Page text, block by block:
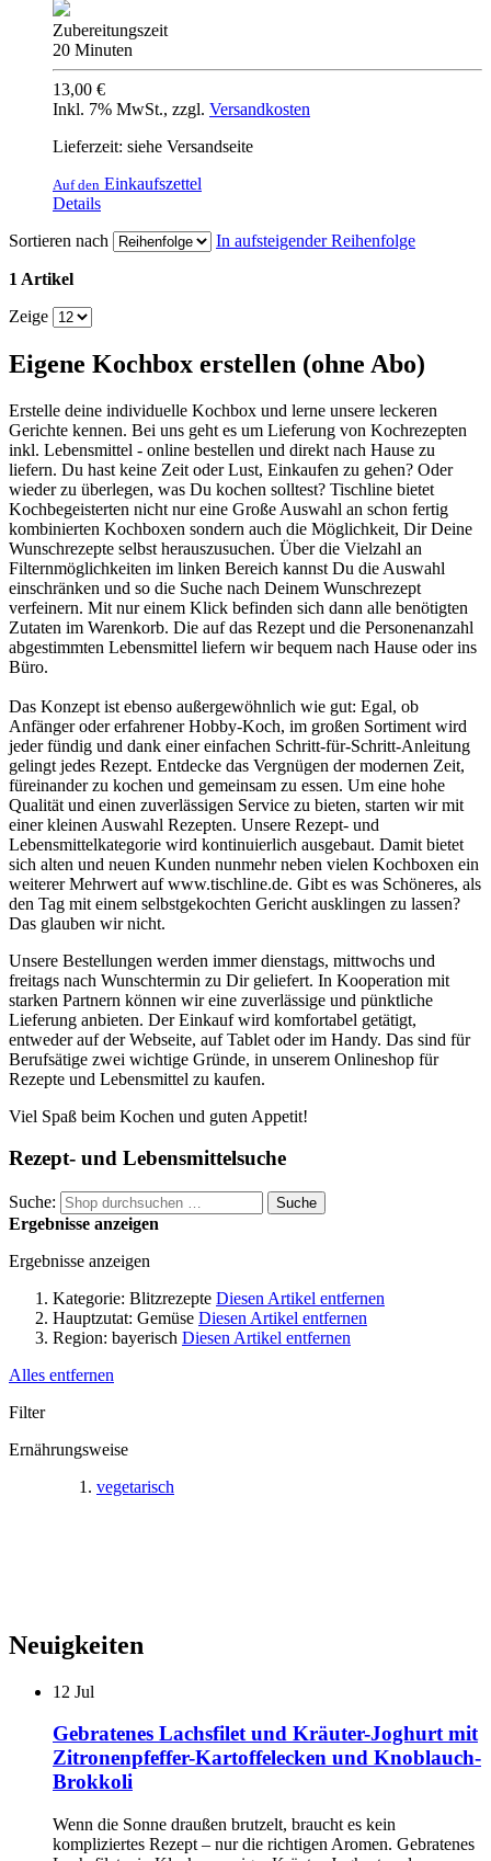
Zubereitungszeit
20 Minuten
13,00 €
Inkl. 7% MwSt., zzgl. Versandkosten
Lieferzeit: siehe Versandseite
Auf den Einkaufszettel
Details
Sortieren nach
In aufsteigender Reihenfolge
1 Artikel
Zeige
Eigene Kochbox erstellen (ohne Abo)
Erstelle deine individuelle Kochbox und lerne unsere leckeren
Gerichte kennen. Bei uns geht es um Lieferung von Kochrezepten
inkl. Lebensmittel - online bestellen und direkt nach Hause zu
liefern. Du hast keine Zeit oder Lust, Einkaufen zu gehen? Oder
wieder zu überlegen, was Du kochen solltest? Tischline bietet
Kochbegeisterten nicht nur eine Große Auswahl an schon fertig
kombinierten Kochboxen sondern auch die Möglichkeit, Dir Deine
Wunschrezepte selbst herauszusuchen. Über die Vielzahl an
Filternmöglichkeiten im linken Bereich kannst Du die Auswahl
einschränken und so die Suche nach Deinem Wunschrezept
verfeinern. Mit nur einem Klick befinden sich dann alle benötigten
Zutaten im Warenkorb. Die auf das Rezept und die Personenanzahl
abgestimmten Lebensmittel liefern wir bequem nach Hause oder ins
Büro.
Das Konzept ist ebenso außergewöhnlich wie gut: Egal, ob
Anfänger oder erfahrener Hobby-Koch, im großen Sortiment wird
jeder fündig und dank einer einfachen Schritt-für-Schritt-Anleitung
gelingt jedes Rezept. Entdecke das Vergnügen der modernen Zeit,
füreinander zu kochen und gemeinsam zu essen. Um eine hohe
Qualität und einen zuverlässigen Service zu bieten, starten wir mit
einer kleinen Auswahl Rezepten. Unsere Rezept- und
Lebensmittelkategorie wird kontinuierlich ausgebaut. Damit bietet
sich alten und neuen Kunden nunmehr neben vielen Kochboxen ein
weiterer Mehrwert auf www.tischline.de. Gibt es was Schöneres, als
den Tag mit einem selbstgekochten Gericht ausklingen zu lassen?
Das glauben wir nicht.
Unsere Bestellungen werden immer dienstags, mittwochs und
freitags nach Wunschtermin zu Dir geliefert. In Kooperation mit
starken Partnern können wir eine zuverlässige und pünktliche
Lieferung anbieten. Der Einkauf wird komfortabel getätigt,
entweder auf der Webseite, auf Tablet oder im Handy. Das sind für
Berufsätige zwei wichtige Gründe, in unserem Onlineshop für
Rezepte und Lebensmittel zu kaufen.
Viel Spaß beim Kochen und guten Appetit!
Rezept- und Lebensmittelsuche
Suche: Suche
Ergebnisse anzeigen
Ergebnisse anzeigen
Kategorie: Blitzrezepte Diesen Artikel entfernen
Hauptzutat: Gemüse Diesen Artikel entfernen
Region: bayerisch Diesen Artikel entfernen
Alles entfernen
Filter
Ernährungsweise
vegetarisch
Neuigkeiten
12 Jul
Gebratenes Lachsfilet und Kräuter-Joghurt mit
Zitronenpfeffer-Kartoffelecken und Knoblauch-
Brokkoli
Wenn die Sonne draußen brutzelt, braucht es kein
kompliziertes Rezept – nur die richtigen Aromen. Gebratenes